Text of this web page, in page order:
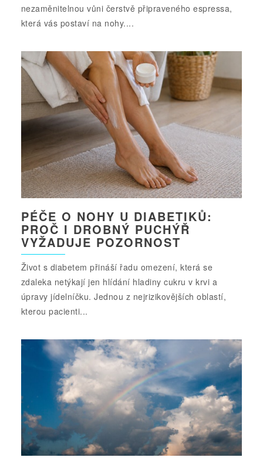
nezaměnitelnou vůni čerstvě připraveného espressa,
která vás postaví na nohy....
PÉČE O NOHY U DIABETIKŮ:
PROČ I DROBNÝ PUCHÝŘ
VYŽADUJE POZORNOST
Život s diabetem přináší řadu omezení, která se
zdaleka netýkají jen hlídání hladiny cukru v krvi a
úpravy jídelníčku. Jednou z nejrizikovějších oblastí,
kterou pacienti...